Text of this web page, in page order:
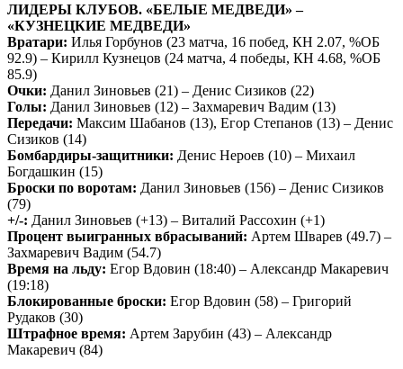
ЛИДЕРЫ КЛУБОВ. «БЕЛЫЕ МЕДВЕДИ» –
«КУЗНЕЦКИЕ МЕДВЕДИ»
Вратари: Илья Горбунов (23 матча, 16 побед, КН 2.07, %ОБ
92.9) – Кирилл Кузнецов (24 матча, 4 победы, КН 4.68, %ОБ
85.9)
Очки: Данил Зиновьев (21) – Денис Сизиков (22)
Голы: Данил Зиновьев (12) – Захмаревич Вадим (13)
Передачи: Максим Шабанов (13), Егор Степанов (13) – Денис
Сизиков (14)
Бомбардиры-защитники: Денис Нероев (10) – Михаил
Богдашкин (15)
Броски по воротам: Данил Зиновьев (156) – Денис Сизиков
(79)
+/-: Данил Зиновьев (+13) – Виталий Рассохин (+1)
Процент выигранных вбрасываний: Артем Шварев (49.7) –
Захмаревич Вадим (54.7)
Время на льду: Егор Вдовин (18:40) – Александр Макаревич
(19:18)
Блокированные броски: Егор Вдовин (58) – Григорий
Рудаков (30)
Штрафное время: Артем Зарубин (43) – Александр
Макаревич (84)